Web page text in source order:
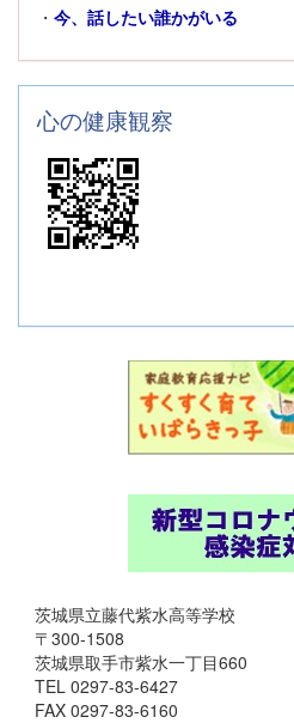
・ 今、話したい誰かがいる
心の健康観察
茨城県立藤代紫水高等学校
〒300-1508
茨城県取手市紫水一丁目660
TEL 0297-83-6427
FAX 0297-83-6160